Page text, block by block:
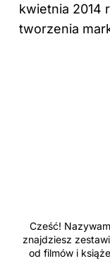
kwietnia 2014
tworzenia
Cześć!
znajdziesz
od filmów i